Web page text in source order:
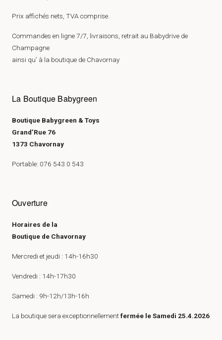
Prix affichés nets, TVA comprise.
Commandes en ligne 7/7, livraisons, retrait au Babydrive de
Champagne
ainsi qu’ à la boutique de Chavornay
La Boutique Babygreen
Boutique Babygreen & Toys
Grand’Rue 76
1373 Chavornay
Portable: 076 543 0 543
Ouverture
Horaires de la
Boutique de Chavornay
Mercredi et jeudi : 14h-16h30
Vendredi : 14h-17h30
Samedi : 9h-12h/13h-16h
La boutique sera exceptionnellementfermée le Samedi 25.4.2026